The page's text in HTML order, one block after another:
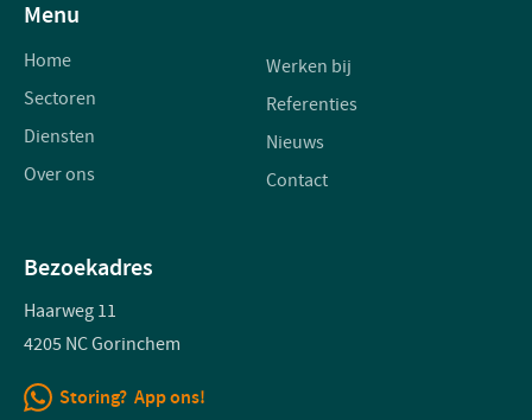
Menu
Home
Sectoren
Diensten
Over ons
Werken bij
Referenties
Nieuws
Contact
Bezoekadres
Haarweg 11
4205 NC Gorinchem
Storing? App ons!